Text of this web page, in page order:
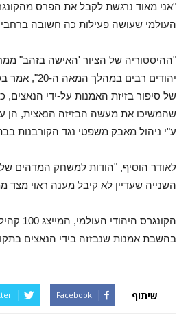
"אני מאוד נרגשת לקבל את הפרס
העולמי שעושה פעילות כה חשובה ברחבי
"ההיסטוריה של הציור 'האישה בזהב"
יהודים
של סיפור בזיזת האמנות על-ידי הנאצים,
שהמשיכו את מעשה הבזיזה הנאצית, הן
ע"י ניהול מאבק משפטי נגד הקורבנות
לאודר הוסיף, "הודות למשחק המדהים של
השנייה שעדיין לא קיבל מענה ראוי מצד
בהשבת אמנות שנבזזה בידי הנאצים
שיתוף Facebook